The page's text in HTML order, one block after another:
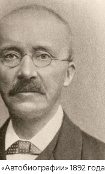
1892 года.